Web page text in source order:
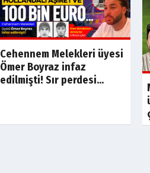
Anketler
Son Dakika
Cehennem Melekleri üyesi
Ömer Boyraz infaz
edilmişti! Sır perdesi...